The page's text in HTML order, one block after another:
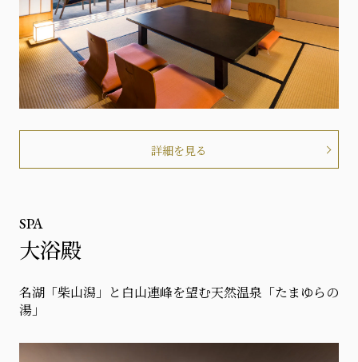
詳細を見る
SPA
大浴殿
名湖「柴山潟」と白山連峰を望む天然温泉「たまゆらの
湯」